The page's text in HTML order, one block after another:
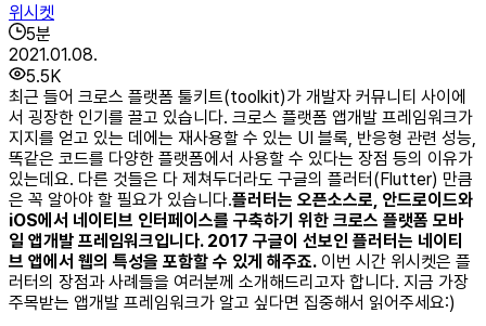
위시켓
5분
2021.01.08.
5.5K
최근 들어 크로스 플랫폼 툴키트(toolkit)가 개발자 커뮤니티 사이에
서 굉장한 인기를 끌고 있습니다. 크로스 플랫폼 앱개발 프레임워크가
지지를 얻고 있는 데에는 재사용할 수 있는 UI 블록, 반응형 관련 성능,
똑같은 코드를 다양한 플랫폼에서 사용할 수 있다는 장점 등의 이유가
있는데요. 다른 것들은 다 제쳐두더라도 구글의 플러터(Flutter) 만큼
은 꼭 알아야 할 필요가 있습니다.​플러터는 오픈소스로, 안드로이드와
iOS에서 네이티브 인터페이스를 구축하기 위한 크로스 플랫폼 모바
일 앱개발 프레임워크입니다. 2017 구글이 선보인 플러터는 네이티
브 앱에서 웹의 특성을 포함할 수 있게 해주죠. 이번 시간 위시켓은 플
러터의 장점과 사례들을 여러분께 소개해드리고자 합니다. 지금 가장
주목받는 앱개발 프레임워크가 알고 싶다면 집중해서 읽어주세요:) ​